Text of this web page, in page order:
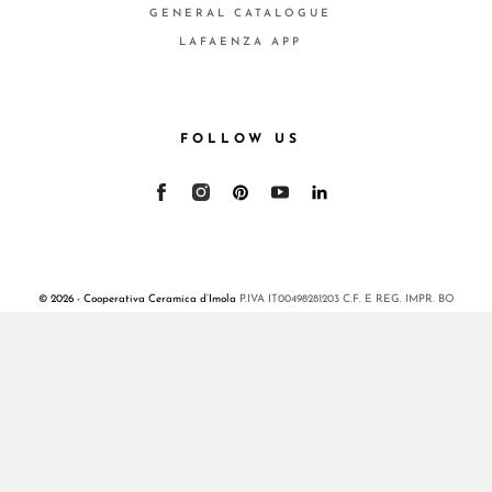
GENERAL CATALOGUE
LAFAENZA APP
FOLLOW US
© 2026 - Cooperativa Ceramica d’Imola P.IVA IT00498281203 C.F. E REG. IMPR. BO